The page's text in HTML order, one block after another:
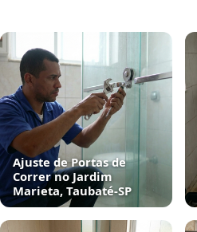
Ajuste de Portas de
Correr no Jardim
Marieta, Taubaté‑SP